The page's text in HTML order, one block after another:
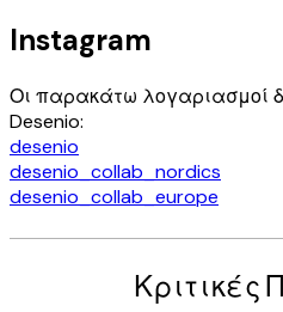
Instagram
Οι παρακάτω λογαριασμοί
Desenio:
desenio
desenio_collab_nordics
desenio_collab_europe
Κριτικές